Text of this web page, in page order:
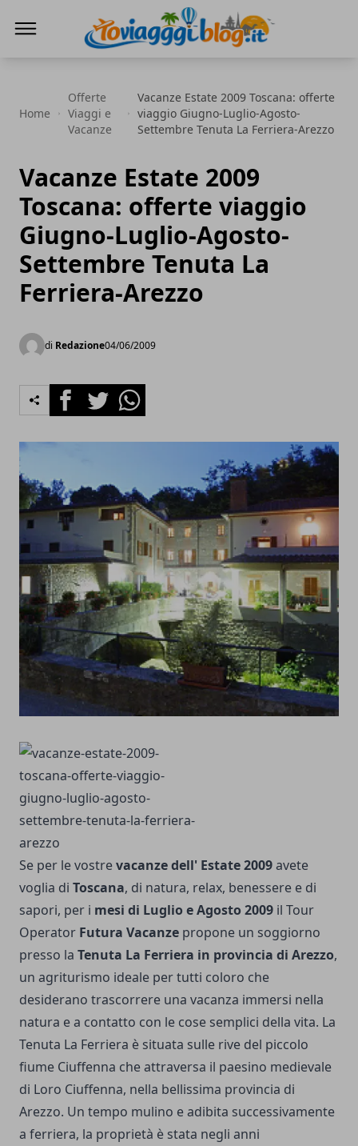
Home
Offerte
Viaggi e
Vacanze
Vacanze Estate 2009 Toscana: offerte
viaggio Giugno-Luglio-Agosto-
Settembre Tenuta La Ferriera-Arezzo
Vacanze Estate 2009
Toscana: offerte viaggio
Giugno-Luglio-Agosto-
Settembre Tenuta La
Ferriera-Arezzo
di Redazione04/06/2009
FacebookTwitterWhatsapp
Se per le vostrevacanze dell' Estate 2009avete
voglia di Toscana, di natura, relax, benessere e di
sapori, per i mesi di Luglio e Agosto 2009 il Tour
Operator Futura Vacanze propone un soggiorno
presso la Tenuta La Ferriera in provincia di Arezzo,
un agriturismo ideale per tutti coloro che
desiderano trascorrere una vacanza immersi nella
natura e a contatto con le cose semplici della vita. La
Tenuta La Ferriera è situata sulle rive del piccolo
fiume Ciuffenna che attraversa il paesino medievale
di Loro Ciuffenna, nella bellissima provincia di
Arezzo. Un tempo mulino e adibita successivamente
a ferriera, la proprietà è stata negli anni